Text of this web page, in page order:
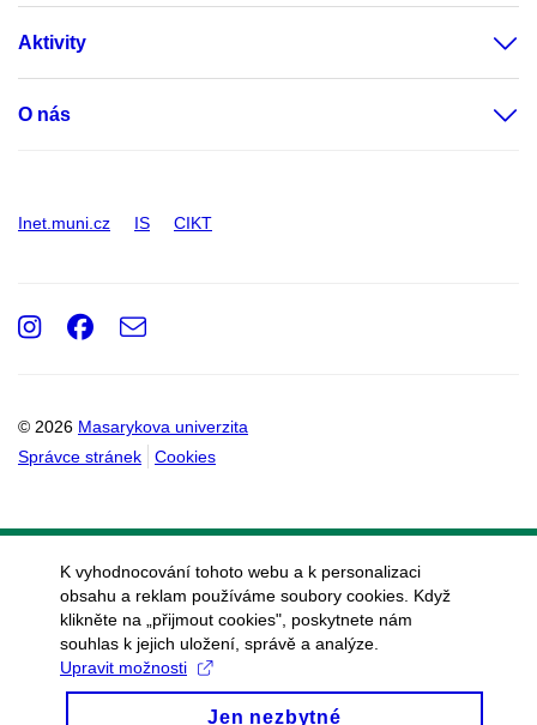
Aktivity
O nás
Inet.muni.cz IS CIKT
© 2026 Masarykova univerzita
Správce stránek
Cookies
Instagram
Facebook
e-
K vyhodnocování tohoto webu a k personalizaci
obsahu a reklam používáme soubory cookies. Když
klikněte na „přijmout cookies", poskytnete nám
souhlas k jejich uložení, správě a analýze.
Upravit možnosti
Jen nezbytné